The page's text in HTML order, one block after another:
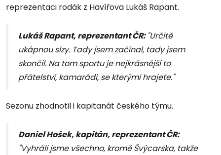
reprezentaci rodák z Havířova Lukáš Rapant.
Lukáš Rapant, reprezentant ČR: "Určitě
ukápnou slzy. Tady jsem začínal, tady jsem
skončil. Na tom sportu je nejkrásnější to
přátelství, kamarádi, se kterými hrajete."
Sezonu zhodnotil i kapitanát českého týmu.
Daniel Hošek, kapitán, reprezentant ČR:
"Vyhráli jsme všechno, kromě Švýcarska, takže